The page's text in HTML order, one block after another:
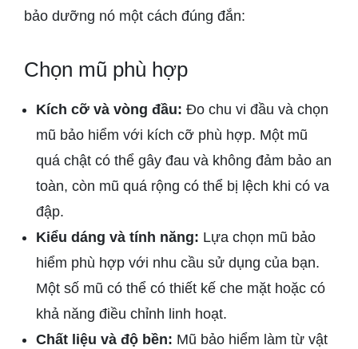
bảo dưỡng nó một cách đúng đắn:
Chọn mũ phù hợp
Kích cỡ và vòng đầu: Đo chu vi đầu và chọn
mũ bảo hiểm với kích cỡ phù hợp. Một mũ
quá chật có thể gây đau và không đảm bảo an
toàn, còn mũ quá rộng có thể bị lệch khi có va
đập.
Kiểu dáng và tính năng: Lựa chọn mũ bảo
hiểm phù hợp với nhu cầu sử dụng của bạn.
Một số mũ có thể có thiết kế che mặt hoặc có
khả năng điều chỉnh linh hoạt.
Chất liệu và độ bền: Mũ bảo hiểm làm từ vật